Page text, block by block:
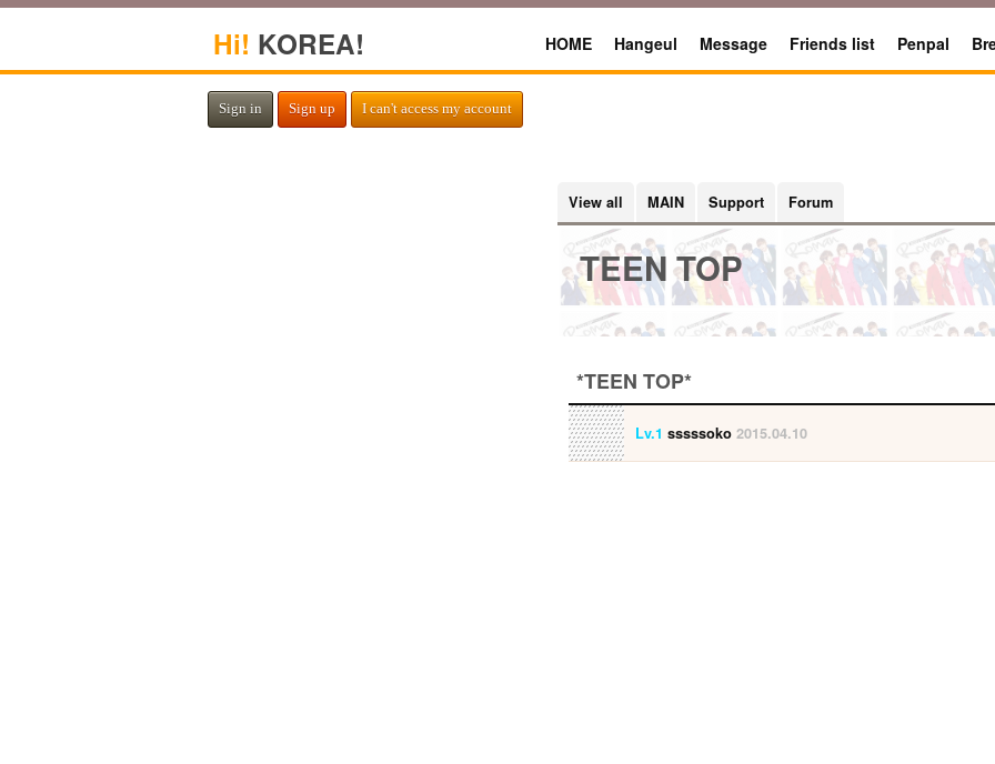
Hi! KOREA! HOME Hangeul Message Friends list Penpal
Sign in Sign up I can't access my account
View all MAIN Support Forum
TEEN TOP
*TEEN TOP*
Lv.1 sssssoko 2015.04.10